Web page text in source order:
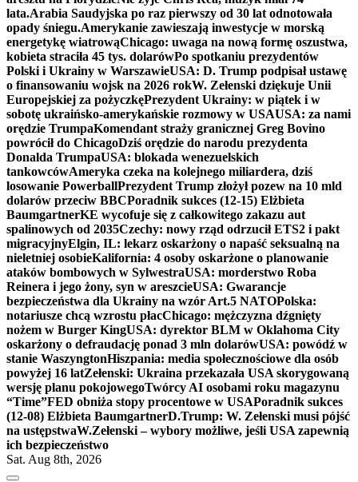
lata.Arabia Saudyjska po raz pierwszy od 30 lat odnotowała
opady śniegu.Amerykanie zawieszają inwestycje w morską
energetykę wiatrowąChicago: uwaga na nową formę oszustwa,
kobieta straciła 45 tys. dolarówPo spotkaniu prezydentów
Polski i Ukrainy w WarszawieUSA: D. Trump podpisał ustawę
o finansowaniu wojsk na 2026 rokW. Zełenski dziękuje Unii
Europejskiej za pożyczkęPrezydent Ukrainy: w piątek i w
sobotę ukraińsko-amerykańskie rozmowy w USAUSA: za nami
orędzie TrumpaKomendant straży granicznej Greg Bovino
powrócił do ChicagoDziś orędzie do narodu prezydenta
Donalda TrumpaUSA: blokada wenezuelskich
tankowcówAmeryka czeka na kolejnego miliardera, dziś
losowanie PowerballPrezydent Trump złożył pozew na 10 mld
dolarów przeciw BBCPoradnik sukces (12-15) Elżbieta
BaumgartnerKE wycofuje się z całkowitego zakazu aut
spalinowych od 2035Czechy: nowy rząd odrzucił ETS2 i pakt
migracyjnyElgin, IL: lekarz oskarżony o napaść seksualną na
nieletniej osobieKalifornia: 4 osoby oskarżone o planowanie
ataków bombowych w SylwestraUSA: morderstwo Roba
Reinera i jego żony, syn w areszcieUSA: Gwarancje
bezpieczeństwa dla Ukrainy na wzór Art.5 NATOPolska:
notariusze chcą wzrostu płacChicago: mężczyzna dźgnięty
nożem w Burger KingUSA: dyrektor BLM w Oklahoma City
oskarżony o defraudację ponad 3 mln dolarówUSA: powódź w
stanie WaszyngtonHiszpania: media społecznościowe dla osób
powyżej 16 latZełenski: Ukraina przekazała USA skorygowaną
wersję planu pokojowegoTwórcy AI osobami roku magazynu
“Time”FED obniża stopy procentowe w USAPoradnik sukces
(12-08) Elżbieta BaumgartnerD.Trump: W. Zełenski musi pójść
na ustępstwaW.Zełenski – wybory możliwe, jeśli USA zapewnią
ich bezpieczeństwo
Sat. Aug 8th, 2026